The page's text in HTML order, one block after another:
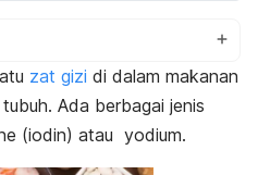
zat gizi di dalam makanan
Ada berbagai jenis
(iodin) atau yodium.